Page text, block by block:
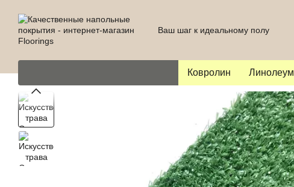
Ваш шаг к идеальному полу
Ковролин Линолеум